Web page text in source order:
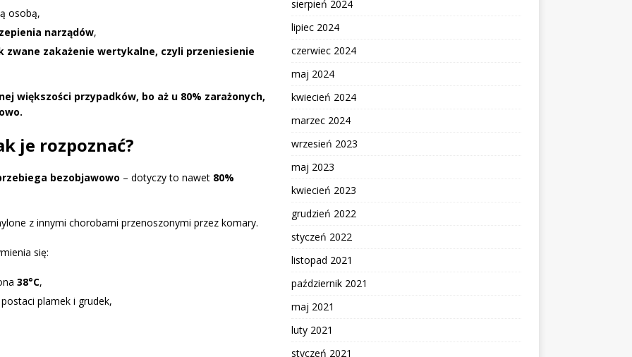
osobą,
narządów,
zakażenie wertykalne, czyli przeniesienie
większości przypadków, bo aż u 80% zarażonych,
je rozpoznać?
bezobjawowo – dotyczy to nawet 80%
z innymi chorobami przenoszonymi przez komary.
się:
38°C,
plamek i grudek,
sierpień 2024
lipiec 2024
czerwiec 2024
maj 2024
kwiecień 2024
marzec 2024
wrzesień 2023
maj 2023
kwiecień 2023
grudzień 2022
styczeń 2022
listopad 2021
październik 2021
maj 2021
luty 2021
styczeń 2021